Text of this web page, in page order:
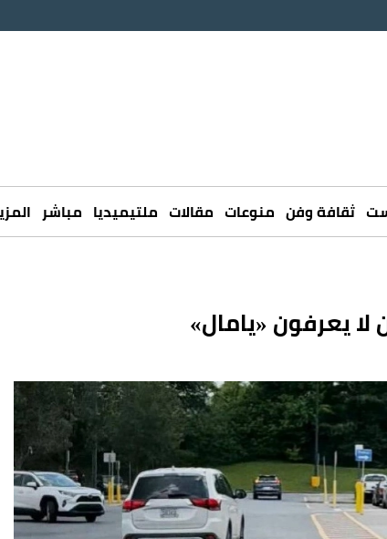
ثقافة وفن منوعات مقالات ملتيميديا مباشر
يعرفون «يامال»